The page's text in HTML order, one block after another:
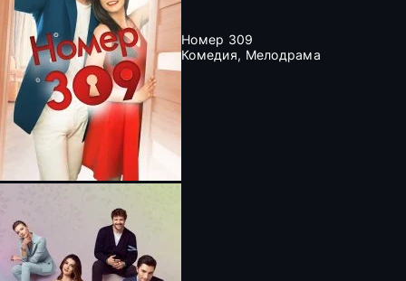
Номер 309
Комедия, Мелодрама